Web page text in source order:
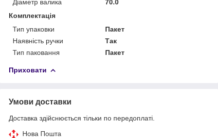
Діаметр валика
70.0
Комплектація
Тип упаковки
Пакет
Наявність ручки
Так
Тип паковання
Пакет
Приховати
Умови доставки
Доставка здійснюється тільки по передоплаті.
Нова Пошта